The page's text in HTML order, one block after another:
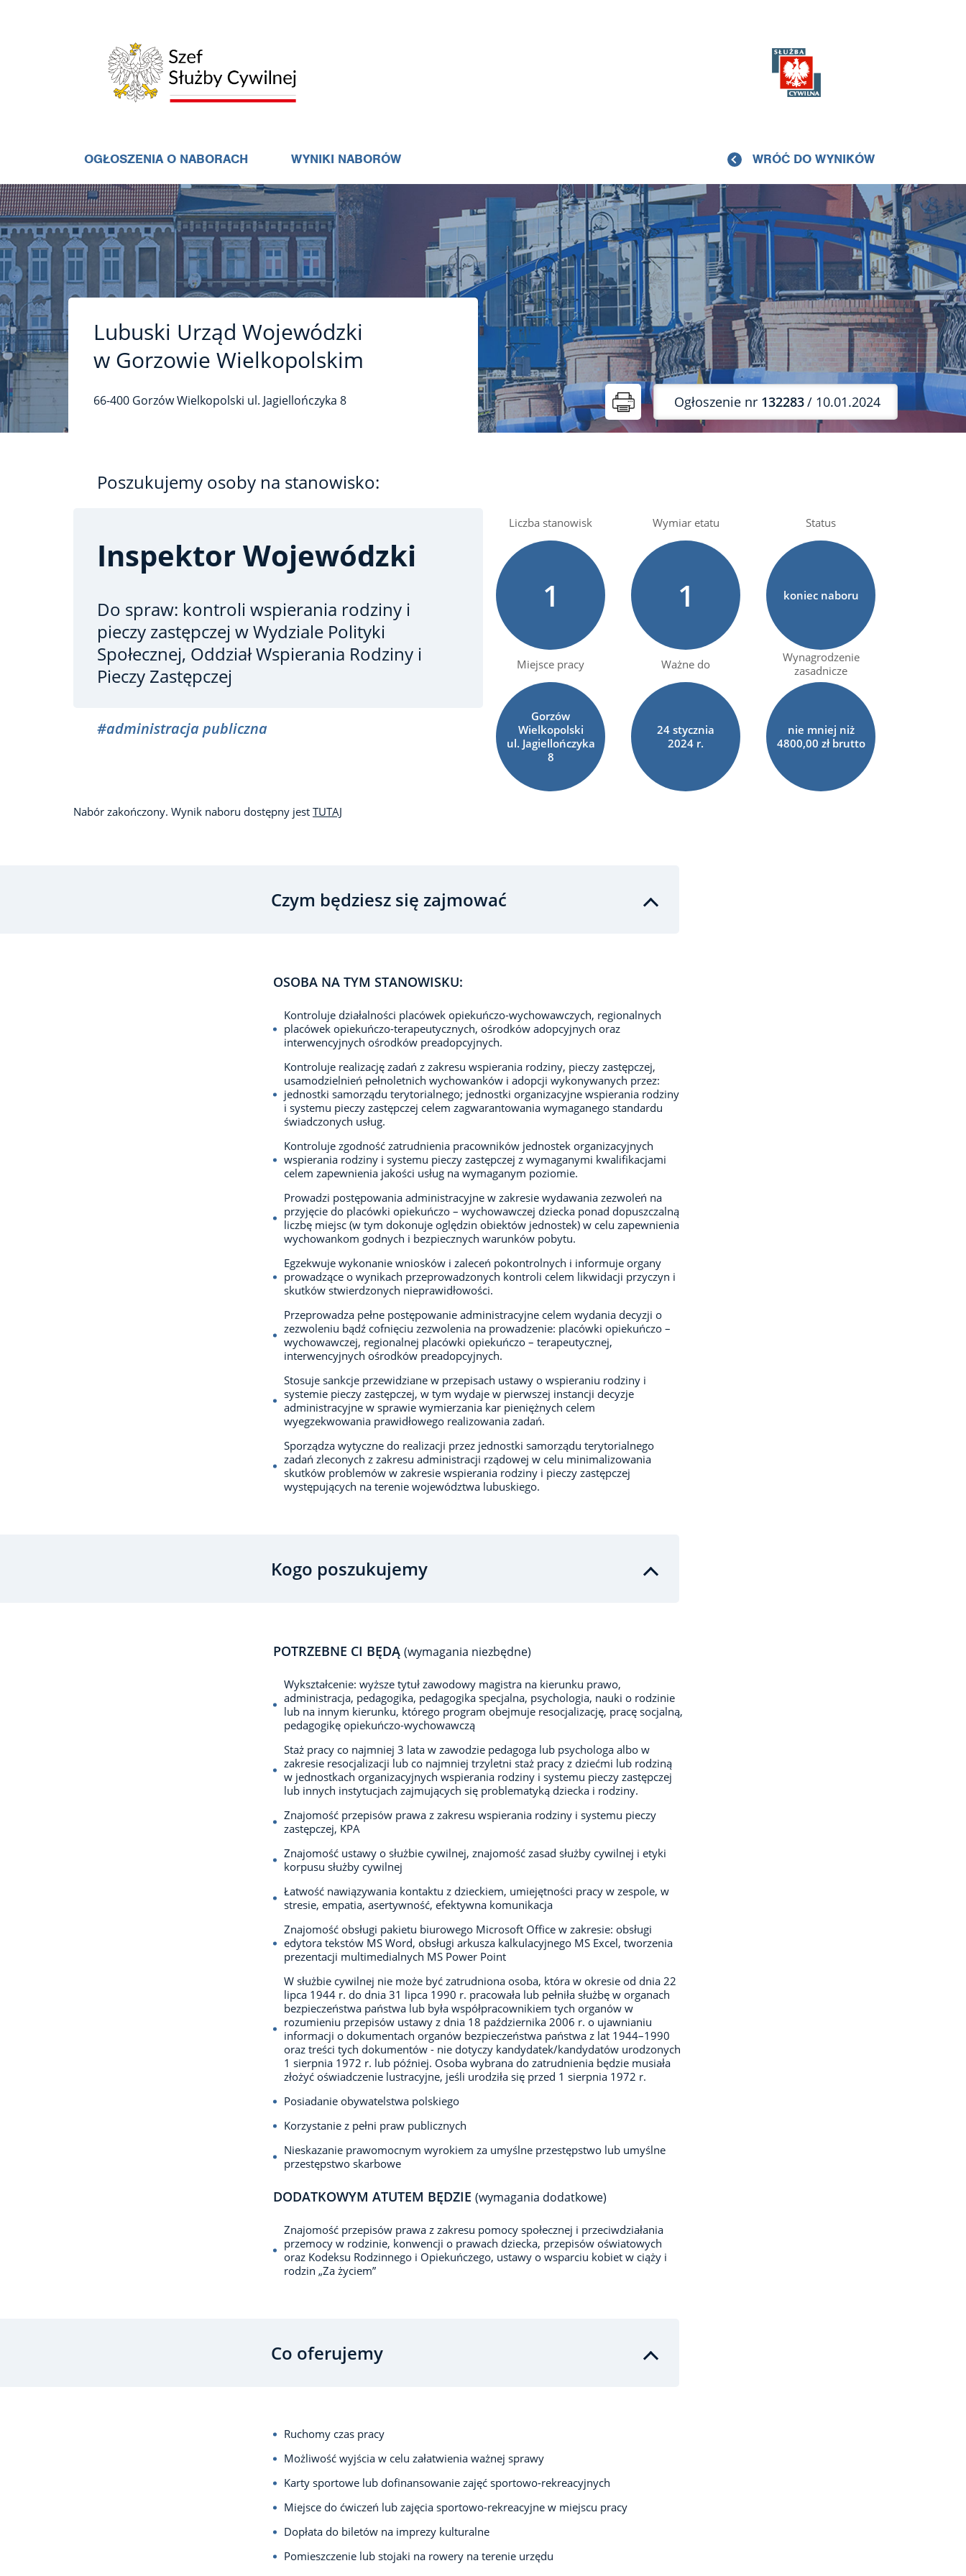
OGŁOSZENIA O NABORACH WYNIKI NABORÓW WRÓĆ DO WYNIKÓW
Lubuski Urząd Wojewódzki
w Gorzowie Wielkopolskim
66-400 Gorzów Wielkopolski ul. Jagiellończyka 8 Ogłoszenie nr 132283/ 10.01.2024
Poszukujemy osoby na stanowisko:
Inspektor Wojewódzki
Do spraw: kontroli wspierania rodziny i
pieczy zastępczej w Wydziale Polityki
Społecznej, Oddział Wspierania Rodziny i
Pieczy Zastępczej
#administracja publiczna
Liczba stanowisk
1
Wymiar etatu
1
Status
koniec naboru
Miejsce pracy
Gorzów
Wielkopolski
ul. Jagiellończyka
8
Ważne do
24stycznia
2024 r.
Wynagrodzenie
zasadnicze
nie mniej niż
4800,00 zł brutto
Nabór zakończony. Wynik naboru dostępny jest TUTAJ
Czym będziesz się zajmować
OSOBA NA TYM STANOWISKU:
Kontroluje działalności placówek opiekuńczo-wychowawczych, regionalnych
placówek opiekuńczo-terapeutycznych, ośrodków adopcyjnych oraz
interwencyjnych ośrodków preadopcyjnych.
Kontroluje realizację zadań z zakresu wspierania rodziny, pieczy zastępczej,
usamodzielnień pełnoletnich wychowanków i adopcji wykonywanych przez:
jednostki samorządu terytorialnego; jednostki organizacyjne wspierania rodziny
i systemu pieczy zastępczej celem zagwarantowania wymaganego standardu
świadczonych usług.
Kontroluje zgodność zatrudnienia pracowników jednostek organizacyjnych
wspierania rodziny i systemu pieczy zastępczej z wymaganymi kwalifikacjami
celem zapewnienia jakości usług na wymaganym poziomie.
Prowadzi postępowania administracyjne w zakresie wydawania zezwoleń na
przyjęcie do placówki opiekuńczo – wychowawczej dziecka ponad dopuszczalną
liczbę miejsc (w tym dokonuje oględzin obiektów jednostek) w celu zapewnienia
wychowankom godnych i bezpiecznych warunków pobytu.
Egzekwuje wykonanie wniosków i zaleceń pokontrolnych i informuje organy
prowadzące o wynikach przeprowadzonych kontroli celem likwidacji przyczyn i
skutków stwierdzonych nieprawidłowości.
Przeprowadza pełne postępowanie administracyjne celem wydania decyzji o
zezwoleniu bądź cofnięciu zezwolenia na prowadzenie: placówki opiekuńczo –
wychowawczej, regionalnej placówki opiekuńczo – terapeutycznej,
interwencyjnych ośrodków preadopcyjnych.
Stosuje sankcje przewidziane w przepisach ustawy o wspieraniu rodziny i
systemie pieczy zastępczej, w tym wydaje w pierwszej instancji decyzje
administracyjne w sprawie wymierzania kar pieniężnych celem
wyegzekwowania prawidłowego realizowania zadań.
Sporządza wytyczne do realizacji przez jednostki samorządu terytorialnego
zadań zleconych z zakresu administracji rządowej w celu minimalizowania
skutków problemów w zakresie wspierania rodziny i pieczy zastępczej
występujących na terenie województwa lubuskiego.
Kogo poszukujemy
POTRZEBNE CI BĘDĄ (wymagania niezbędne)
Wykształcenie: wyższe tytuł zawodowy magistra na kierunku prawo,
administracja, pedagogika, pedagogika specjalna, psychologia, nauki o rodzinie
lub na innym kierunku, którego program obejmuje resocjalizację, pracę socjalną,
pedagogikę opiekuńczo-wychowawczą
Staż pracy co najmniej 3 lata w zawodzie pedagoga lub psychologa albo w
zakresie resocjalizacji lub co najmniej trzyletni staż pracy z dziećmi lub rodziną
w jednostkach organizacyjnych wspierania rodziny i systemu pieczy zastępczej
lub innych instytucjach zajmujących się problematyką dziecka i rodziny.
Znajomość przepisów prawa z zakresu wspierania rodziny i systemu pieczy
zastępczej, KPA
Znajomość ustawy o służbie cywilnej, znajomość zasad służby cywilnej i etyki
korpusu służby cywilnej
Łatwość nawiązywania kontaktu z dzieckiem, umiejętności pracy w zespole, w
stresie, empatia, asertywność, efektywna komunikacja
Znajomość obsługi pakietu biurowego Microsoft Office w zakresie: obsługi
edytora tekstów MS Word, obsługi arkusza kalkulacyjnego MS Excel, tworzenia
prezentacji multimedialnych MS Power Point
W służbie cywilnej nie może być zatrudniona osoba, która w okresie od dnia 22
lipca 1944 r. do dnia 31 lipca 1990 r. pracowała lub pełniła służbę w organach
bezpieczeństwa państwa lub była współpracownikiem tych organów w
rozumieniu przepisów ustawy z dnia 18 października 2006 r. o ujawnianiu
informacji o dokumentach organów bezpieczeństwa państwa z lat 1944–1990
oraz treści tych dokumentów - nie dotyczy kandydatek/kandydatów urodzonych
1 sierpnia 1972 r. lub później. Osoba wybrana do zatrudnienia będzie musiała
złożyć oświadczenie lustracyjne, jeśli urodziła się przed 1 sierpnia 1972 r.
Posiadanie obywatelstwa polskiego
Korzystanie z pełni praw publicznych
Nieskazanie prawomocnym wyrokiem za umyślne przestępstwo lub umyślne
przestępstwo skarbowe
DODATKOWYM ATUTEM BĘDZIE (wymagania dodatkowe)
Znajomość przepisów prawa z zakresu pomocy społecznej i przeciwdziałania
przemocy w rodzinie, konwencji o prawach dziecka, przepisów oświatowych
oraz Kodeksu Rodzinnego i Opiekuńczego, ustawy o wsparciu kobiet w ciąży i
rodzin „Za życiem”
Co oferujemy
Ruchomy czas pracy
Możliwość wyjścia w celu załatwienia ważnej sprawy
Karty sportowe lub dofinansowanie zajęć sportowo-rekreacyjnych
Miejsce do ćwiczeń lub zajęcia sportowo-rekreacyjne w miejscu pracy
Dopłata do biletów na imprezy kulturalne
Pomieszczenie lub stojaki na rowery na terenie urzędu